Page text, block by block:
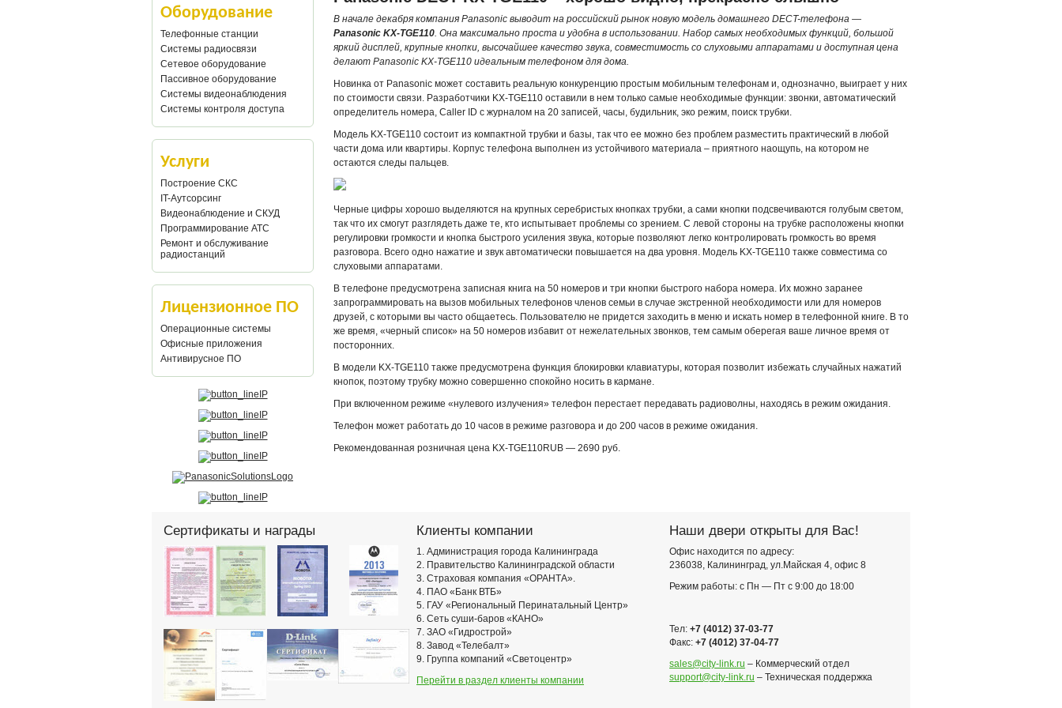
Оборудование
Телефонные станции
Системы радиосвязи
Сетевое оборудование
Пассивное оборудование
Системы видеонаблюдения
Системы контроля доступа
Услуги
Построение СКС
IT-Аутсорсинг
Видеонаблюдение и СКУД
Программирование АТС
Ремонт и обслуживание
радиостанций
Лицензионное ПО
Операционные системы
Офисные приложения
Антивирусное ПО
В начале декабря компания Panasonic выводит на российский рынок новую модель домашнего DECT-телефона —
Panasonic KX-TGE110. Она максимально проста и удобна в использовании. Набор самых необходимых функций, большой
яркий дисплей, крупные кнопки, высочайшее качество звука, совместимость со слуховыми аппаратами и доступная цена
делают Panasonic KX-TGE110 идеальным телефоном для дома.
Новинка от Panasonic может составить реальную конкуренцию простым мобильным телефонам и, однозначно, выиграет у них
по стоимости связи. Разработчики KX-TGE110 оставили в нем только самые необходимые функции: звонки, автоматический
определитель номера, Caller ID с журналом на 20 записей, часы, будильник, эко режим, поиск трубки.
Модель KX-TGE110 состоит из компактной трубки и базы, так что ее можно без проблем разместить практический в любой
части дома или квартиры. Корпус телефона выполнен из устойчивого материала – приятного наощупь, на котором не
остаются следы пальцев.
Черные цифры хорошо выделяются на крупных серебристых кнопках трубки, а сами кнопки подсвечиваются голубым светом,
так что их смогут разглядеть даже те, кто испытывает проблемы со зрением. С левой стороны на трубке расположены кнопки
регулировки громкости и кнопка быстрого усиления звука, которые позволяют легко контролировать громкость во время
разговора. Всего одно нажатие и звук автоматически повышается на два уровня. Модель KX-TGE110 также совместима со
слуховыми аппаратами.
В телефоне предусмотрена записная книга на 50 номеров и три кнопки быстрого набора номера. Их можно заранее
запрограммировать на вызов мобильных телефонов членов семьи в случае экстренной необходимости или для номеров
друзей, с которыми вы часто общаетесь. Пользователю не придется заходить в меню и искать номер в телефонной книге. В то
же время, «черный список» на 50 номеров избавит от нежелательных звонков, тем самым оберегая ваше личное время от
посторонних.
В модели KX-TGE110 также предусмотрена функция блокировки клавиатуры, которая позволит избежать случайных нажатий
кнопок, поэтому трубку можно совершенно спокойно носить в кармане.
При включенном режиме «нулевого излучения» телефон перестает передавать радиоволны, находясь в режим ожидания.
Телефон может работать до 10 часов в режиме разговора и до 200 часов в режиме ожидания.
Рекомендованная розничная цена KX-TGE110RUB — 2690 руб.
Сертификаты и награды Клиенты компании
1. Администрация города Калининграда
2. Правительство Калининградской области
3. Страховая компания «ОРАНТА».
4. ПАО «Банк ВТБ»
5. ГАУ «Региональный Перинатальный Центр»
6. Сеть суши-баров «КАНО»
7. ЗАО «Гидрострой»
8. Завод «Телебалт»
9. Группа компаний «Светоцентр»
Перейти в раздел клиенты компании
Наши двери открыты для Вас!
Офис находится по адресу:
236038, Калининград, ул.Майская 4, офис 8
Режим работы: с Пн — Пт с 9:00 до 18:00
Тел: +7 (4012) 37-03-77
Факс: +7 (4012) 37-04-77
sales@city-link.ru – Коммерческий отдел
support@city-link.ru – Техническая поддержка